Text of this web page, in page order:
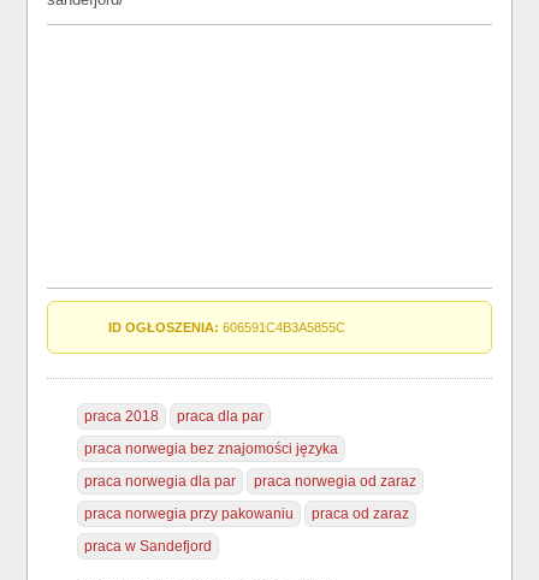
ID OGŁOSZENIA: 606591C4B3A5855C
praca 2018
praca dla par
praca norwegia bez znajomości języka
praca norwegia dla par
praca norwegia od zaraz
praca norwegia przy pakowaniu
praca od zaraz
praca w Sandefjord